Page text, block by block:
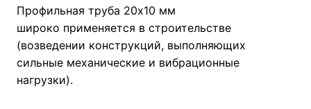
Профильная труба 20х10 мм
широко применяется в строительстве
(возведении конструкций, выполняющих
сильные механические и вибрационные
нагрузки).